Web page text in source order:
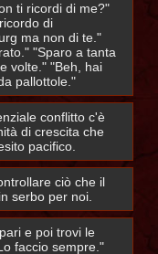
ti ricordi di me?"
di
ma non di te."
"Sparo a tanta
volte." "Beh, hai
pallottole."
conflitto c'è
di crescita che
pacifico.
ciò che il
serbo per noi.
e poi trovi le
faccio sempre."